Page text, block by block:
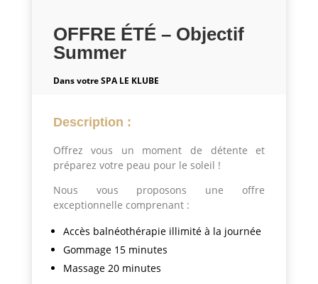
OFFRE ÉTÉ – Objectif
Summer
Dans votre SPA LE KLUBE
Description :
Offrez vous un moment de détente et
préparez votre peau pour le soleil !
Nous vous proposons une offre
exceptionnelle comprenant :
Accès balnéothérapie illimité à la journée
Gommage 15 minutes
Massage 20 minutes